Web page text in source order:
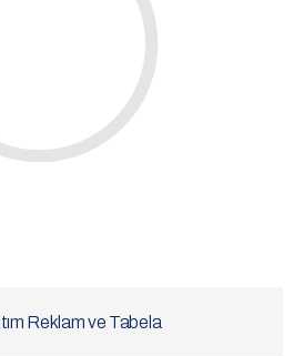
Reklam ve Tabela